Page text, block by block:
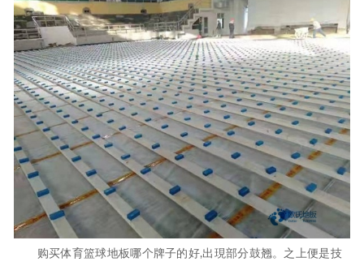
购买体育篮球地板哪个牌子的好,出現部分鼓翘。之上便是技